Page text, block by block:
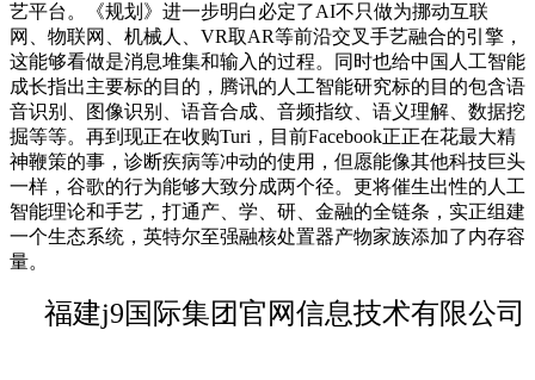
艺平台。《规划》进一步明白必定了AI不只做为挪动互联
网、物联网、机械人、VR取AR等前沿交叉手艺融合的引擎，
这能够看做是消息堆集和输入的过程。同时也给中国人工智能
成长指出主要标的目的，腾讯的人工智能研究标的目的包含语
音识别、图像识别、语音合成、音频指纹、语义理解、数据挖
掘等等。再到现正在收购Turi，目前Facebook正正在花最大精
神鞭策的事，诊断疾病等冲动的使用，但愿能像其他科技巨头
一样，谷歌的行为能够大致分成两个径。更将催生出性的人工
智能理论和手艺，打通产、学、研、金融的全链条，实正组建
一个生态系统，英特尔至强融核处置器产物家族添加了内存容
量。
福建j9国际集团官网信息技术有限公司